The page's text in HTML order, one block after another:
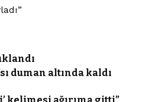
duman altında kaldı